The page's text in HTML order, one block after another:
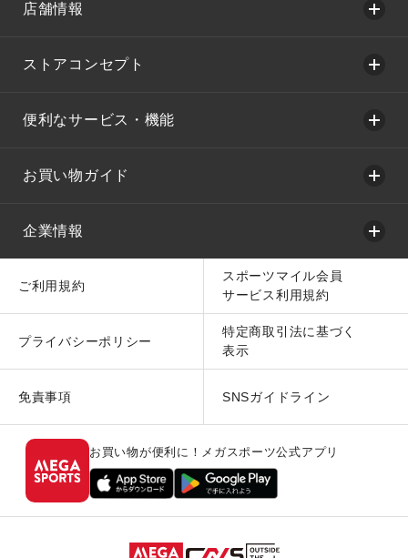
店舗情報
ストアコンセプト
便利なサービス・機能
お買い物ガイド
企業情報
ご利用規約
スポーツマイル会員
サービス利用規約
プライバシーポリシー
特定商取引法に基づく
表示
免責事項 SNSガイドライン
お買い物が便利に！メガスポーツ公式アプリ